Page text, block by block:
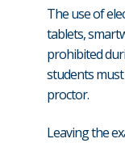
The use of
tablets,
prohibited
students must
proctor.
Leaving the